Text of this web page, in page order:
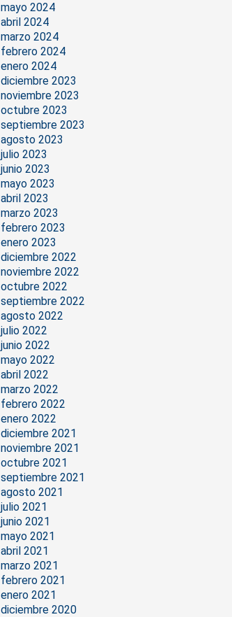
mayo 2024
abril 2024
marzo 2024
febrero 2024
enero 2024
diciembre 2023
noviembre 2023
octubre 2023
septiembre 2023
agosto 2023
julio 2023
junio 2023
mayo 2023
abril 2023
marzo 2023
febrero 2023
enero 2023
diciembre 2022
noviembre 2022
octubre 2022
septiembre 2022
agosto 2022
julio 2022
junio 2022
mayo 2022
abril 2022
marzo 2022
febrero 2022
enero 2022
diciembre 2021
noviembre 2021
octubre 2021
septiembre 2021
agosto 2021
julio 2021
junio 2021
mayo 2021
abril 2021
marzo 2021
febrero 2021
enero 2021
diciembre 2020